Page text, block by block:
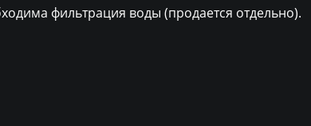
фильтрация воды (продается отдельно).